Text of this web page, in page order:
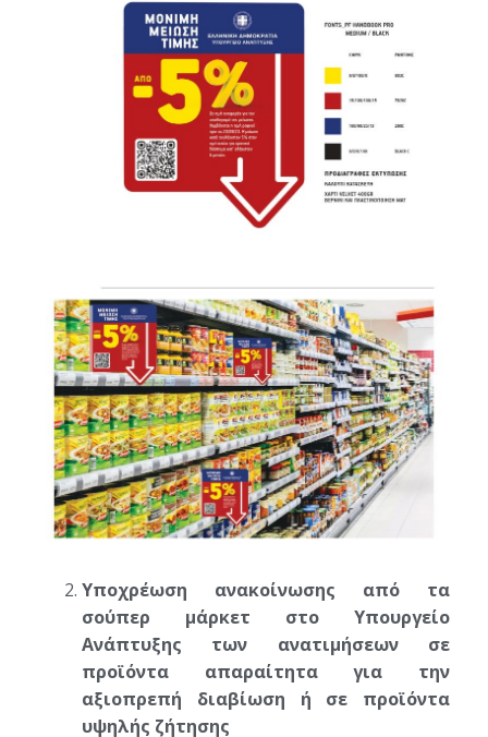
Υποχρέωση ανακοίνωσης από τα
σούπερ μάρκετ στο Υπουργείο
Ανάπτυξης των ανατιμήσεων σε
προϊόντα απαραίτητα για την
αξιοπρεπή διαβίωση ή σε προϊόντα
υψηλής ζήτησης